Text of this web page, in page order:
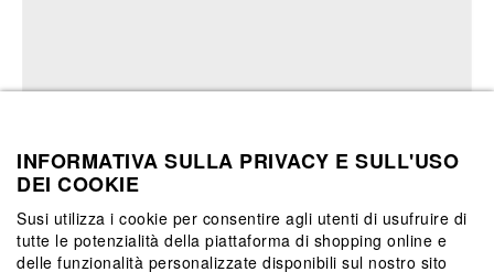
INFORMATIVA SULLA PRIVACY E SULL'USO
DEI COOKIE
Susi utilizza i cookie per consentire agli utenti di usufruire di
tutte le potenzialità della piattaforma di shopping online e
delle funzionalità personalizzate disponibili sul nostro sito